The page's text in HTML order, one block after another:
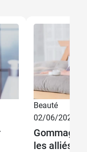
Beauté
02/06/2026
Gommage
les alliés